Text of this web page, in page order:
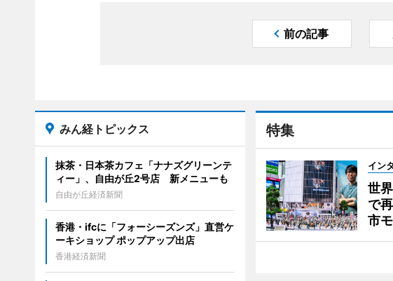
前の記事
特集
イン
世
で
市
みん経トピックス
抹茶・日本茶カフェ「ナナズグリーンテ
ィー」、自由が丘2号店 新メニューも
自由が丘経済新聞
香港・ifcに「フォーシーズンズ」直営ケ
ーキショップ ポップアップ出店
香港経済新聞